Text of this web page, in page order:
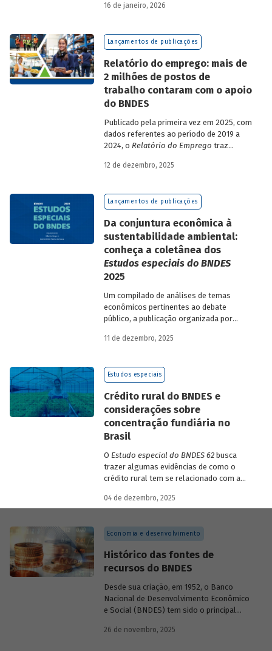
analisa a estratégia de diversificação das
diante dos atuais desafios de
sustentabilidade social, ambiental e
16 de janeiro, 2026
Lançamentos de publicações
Relatório do emprego: mais de
2 milhões de postos de
trabalho contaram com o apoio
do BNDES
Publicado pela primeira vez em 2025, com
dados referentes ao período de 2019 a
2024, o Relatório do Emprego traz
atuação do Banco sobre o mercado de
empregos da economia.
12 de dezembro, 2025
Lançamentos de publicações
Da conjuntura econômica à
sustentabilidade ambiental:
conheça a coletânea dos
Estudos especiais do BNDES
2025
Um compilado de análises de temas
econômicos pertinentes ao debate
público, a publicação organizada por
Souza, economistas do BNDES, reúne 25
BNDESdivulgados ao longo de 2025.
11 de dezembro, 2025
Estudos especiais
Crédito rural do BNDES e
considerações sobre
concentração fundiária no
Brasil
O Estudo especial do BNDES 62busca
trazer algumas evidências de como o
crédito rural tem se relacionado com a
papel desempenhado pelo BNDES.
04 de dezembro, 2025
Economia e desenvolvimento
Histórico das fontes de
recursos do BNDES
Desde sua criação, em 1952, o Banco
Nacional de Desenvolvimento Econômico
e Social (BNDES) tem sido o principal
brasileiro, ocupando um espaço central
26 de novembro, 2025